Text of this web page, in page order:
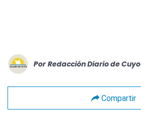
Por Redacción Diario de Cuyo
Compartir